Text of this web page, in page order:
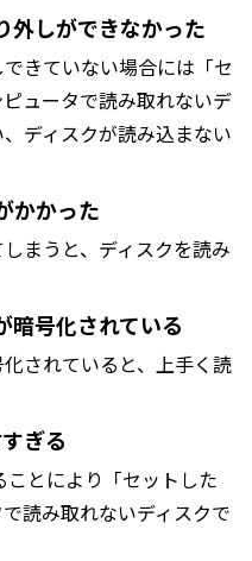
外しができなかった
きていない場合には「セ
ュータで読み取れないデ
ディスクが読み込まない
かかった
まうと、ディスクを読み
暗号化されている
されていると、上手く読
ぎる
とにより「セットした
読み取れないディスクで